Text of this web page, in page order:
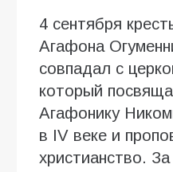
4 сентября
Агафона
совпадал с
который
Агафонику
в IV веке и
христианство.